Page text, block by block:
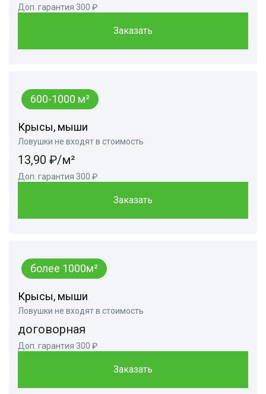
Доп. гарантия 300 ₽
Заказать
600-1000 м²
Крысы, мыши
Ловушки не входят в стоимость
13,90 ₽/м²
Доп. гарантия 300 ₽
Заказать
более 1000м²
Крысы, мыши
Ловушки не входят в стоимость
договорная
Доп. гарантия 300 ₽
Заказать